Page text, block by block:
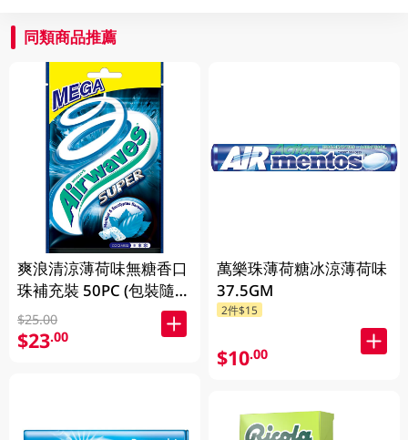
同類商品推薦
爽浪清涼薄荷味無糖香口
珠補充裝 50PC (包裝隨機
發放)
$25.00
$23.00
萬樂珠薄荷糖冰涼薄荷味
37.5GM
2件$15
$10.00